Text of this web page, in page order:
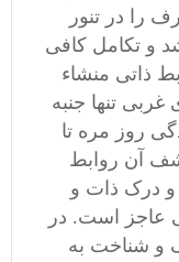
را در تنور
و تکامل کافی
ذاتی منشاء
تنها جنبه
روز مره تا
آن روابط
و درک ذات و
است. در
و شناخت به